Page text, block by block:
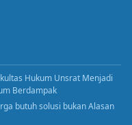
Hukum Unsrat Menjadi
Berdampak
butuh solusi bukan Alasan